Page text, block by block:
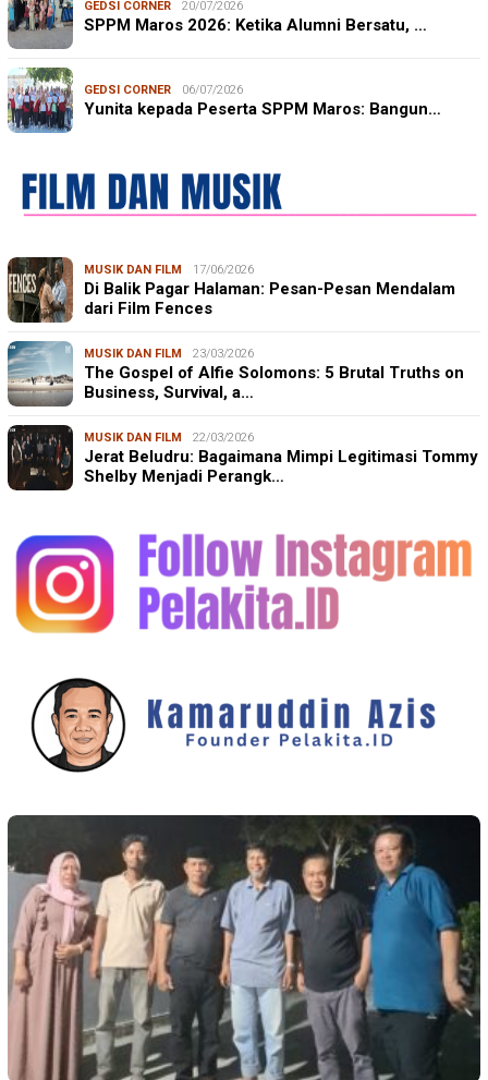
GEDSI CORNER 20/07/2026
SPPM Maros 2026: Ketika Alumni Bersatu, …
GEDSI CORNER 06/07/2026
Yunita kepada Peserta SPPM Maros: Bangun…
MUSIK DAN FILM 17/06/2026
Di Balik Pagar Halaman: Pesan-Pesan Mendalam
dari Film Fences
MUSIK DAN FILM 23/03/2026
The Gospel of Alfie Solomons: 5 Brutal Truths on
Business, Survival, a…
MUSIK DAN FILM 22/03/2026
Jerat Beludru: Bagaimana Mimpi Legitimasi Tommy
Shelby Menjadi Perangk…